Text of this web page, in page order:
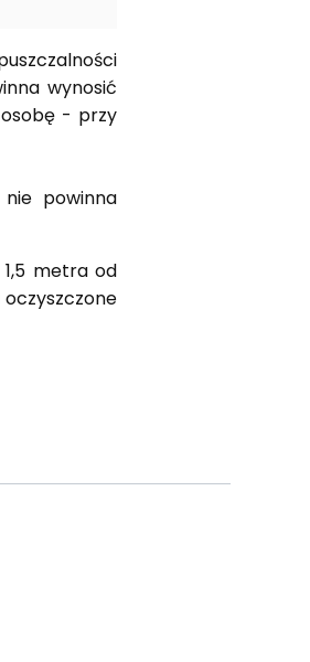
wynosić
- przy
powinna
metra od